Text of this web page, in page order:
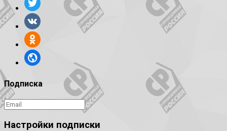
Подписка
Настройки подписки